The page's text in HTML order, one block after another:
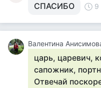
СПАСИБО 9
Валентина
царь, царевич,
сапожник,
Отвечай